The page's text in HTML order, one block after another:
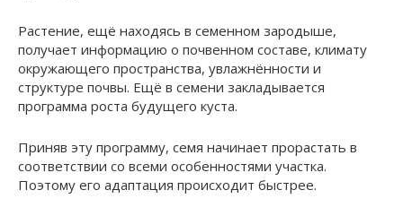
Растение, ещё находясь в семенном зародыше,
получает информацию о почвенном составе, климату
окружающего пространства, увлажнённости и
структуре почвы. Ещё в семени закладывается
программа роста будущего куста.
Приняв эту программу, семя начинает прорастать в
соответствии со всеми особенностями участка.
Поэтому его адаптация происходит быстрее.